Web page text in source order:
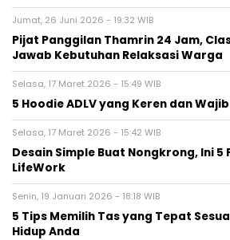
Jumat, 26 Juni 2026 - 19:32 WIB
Pijat Panggilan Thamrin 24 Jam,
Jawab Kebutuhan Relaksasi Warga
Selasa, 17 Maret 2026 - 15:49 WIB
5 Hoodie ADLV yang Keren dan
Selasa, 17 Maret 2026 - 15:42 WIB
Desain Simple Buat Nongkrong, Ini 5
LifeWork
Senin, 19 Januari 2026 - 18:18 WIB
5 Tips Memilih Tas yang Tepat
Hidup Anda